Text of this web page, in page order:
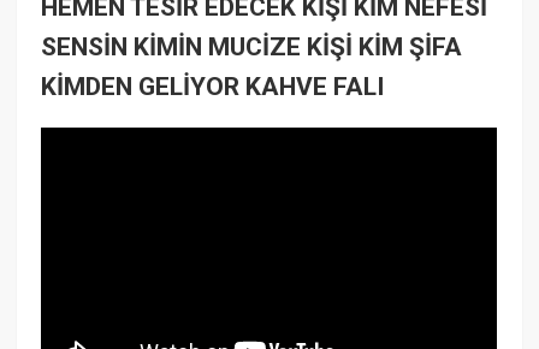
HEMEN TESİR EDECEK KİŞİ KİM NEFESİ
SENSİN KİMİN MUCİZE KİŞİ KİM ŞİFA
KİMDEN GELİYOR KAHVE FALI